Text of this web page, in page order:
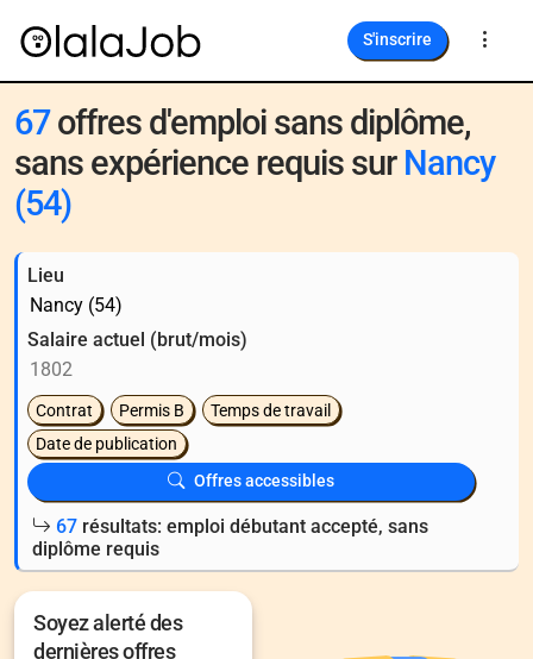
S'inscrire
67offres d'emploi sans diplôme,
sans expérience requis sur Nancy
(54)
Lieu
Salaire actuel (brut/mois)
Contrat Permis B
Temps de travail
Date de publication
Offres accessibles
67 résultats: emploi débutant accepté, sans
diplôme requis
Soyez alerté des
dernières offres